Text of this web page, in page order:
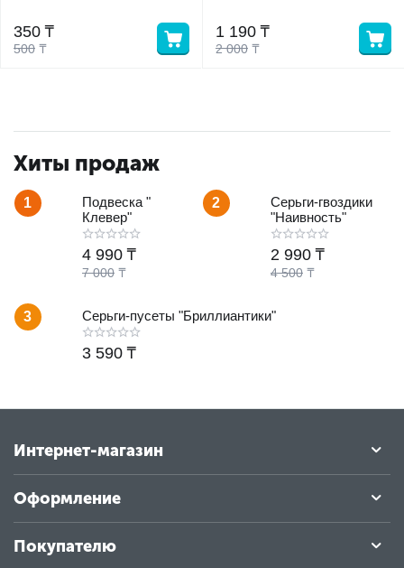
500 ₸
350 ₸
2 000 ₸
1 190 ₸
Хиты продаж
1
Подвеска "
Клевер"
7 000 ₸
4 990 ₸
2
Серьги-гвоздики
"Наивность"
4 500 ₸
2 990 ₸
3 Серьги-пусеты "Бриллиантики"
3 590 ₸
Интернет-магазин
Оформление
Покупателю